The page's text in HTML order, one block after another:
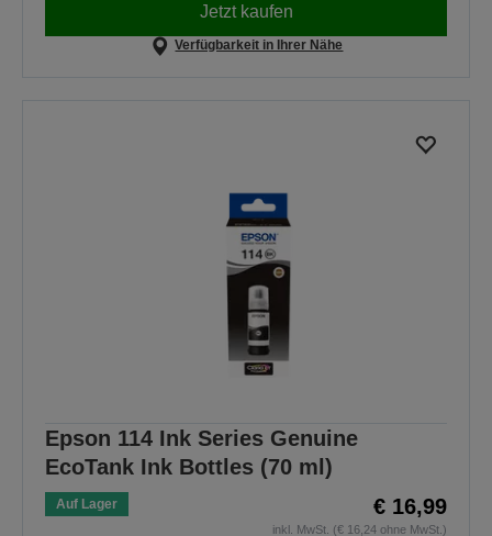
Jetzt kaufen
Verfügbarkeit in Ihrer Nähe
Epson 114 Ink Series Genuine
EcoTank Ink Bottles (70 ml)
Auf Lager € 16,99
inkl. MwSt. (€ 16,24 ohne MwSt.)